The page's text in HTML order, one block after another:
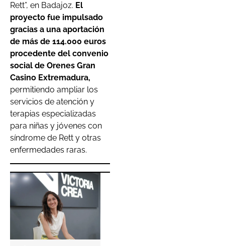
Rett”, en Badajoz. El
proyecto fue impulsado
gracias a una aportación
de más de 114.000 euros
procedente del convenio
social de Orenes Gran
Casino Extremadura,
permitiendo ampliar los
servicios de atención y
terapias especializadas
para niñas y jóvenes con
síndrome de Rett y otras
enfermedades raras.